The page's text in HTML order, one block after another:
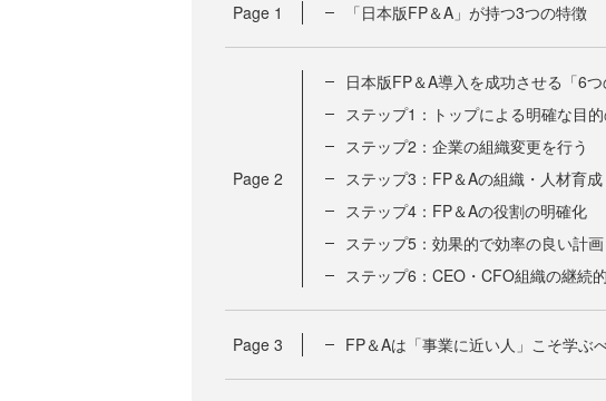
Page 1 「日本版FP＆A」が持つ3つの特徴
Page 2
日本版FP＆A導入を成功させる「6つ
ステップ1：トップによる明確な目
ステップ2：企業の組織変更を行う
ステップ3：FP＆Aの組織・人材育成
ステップ4：FP＆Aの役割の明確化
ステップ5：効果的で効率の良い計
ステップ6：CEO・CFO組織の継続
Page 3 FP＆Aは「事業に近い人」こそ学ぶ